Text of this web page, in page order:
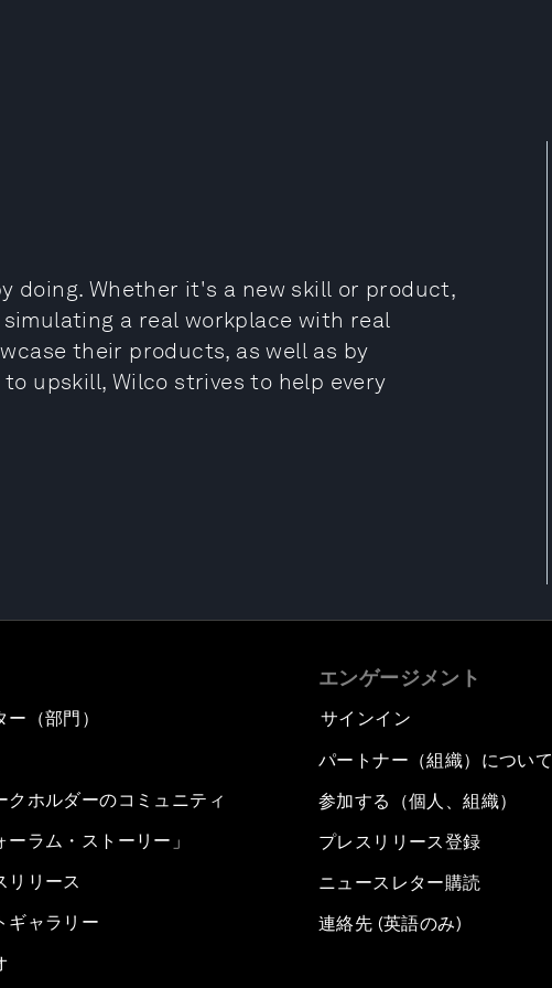
doing. Whether it's a new skill or product,
a real workplace with real
their products, as well as by
upskill, Wilco strives to help every
ー（部門）
クホルダーのコミュニティ
ーラム・ストーリー」
リリース
ギャラリー
エンゲージメント
サインイン
パートナー（組織）について
参加する（個人、組織）
プレスリリース登録
ニュースレター購読
連絡先 (英語のみ)